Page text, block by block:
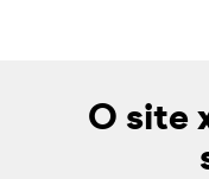
O site